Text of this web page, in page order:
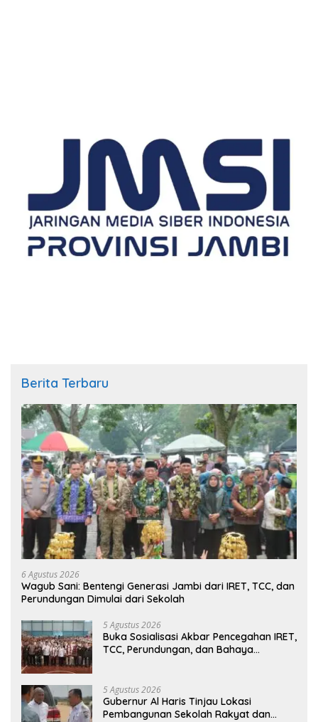
Berita Terbaru
6 Agustus 2026
Wagub Sani: Bentengi Generasi Jambi dari IRET, TCC, dan
Perundungan Dimulai dari Sekolah
5 Agustus 2026
Buka Sosialisasi Akbar Pencegahan IRET,
TCC, Perundungan, dan Bahaya
masa depan sudah ada di tangan”
5 Agustus 2026
Gubernur Al Haris Tinjau Lokasi
Pembangunan Sekolah Rakyat dan